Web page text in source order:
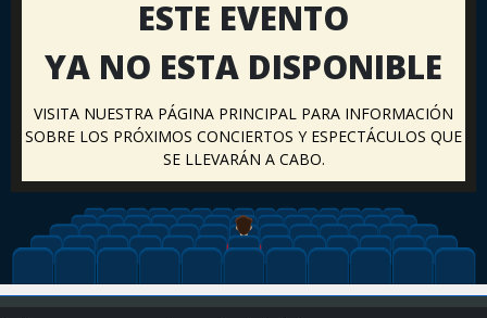
ESTE EVENTO
YA NO ESTA DISPONIBLE
VISITA NUESTRA PÁGINA PRINCIPAL PARA INFORMACIÓN
SOBRE LOS PRÓXIMOS CONCIERTOS Y ESPECTÁCULOS QUE
SE LLEVARÁN A CABO.